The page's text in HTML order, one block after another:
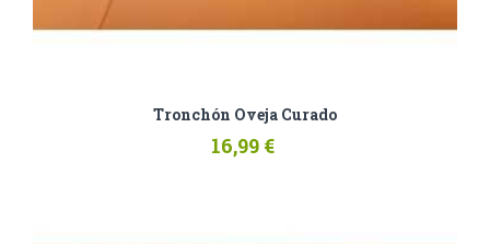
Tronchón Oveja Curado
16,99 €